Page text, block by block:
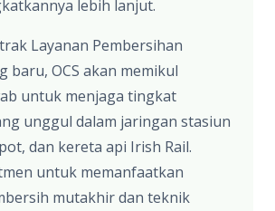
lebih lanjut.
Layanan Pembersihan
baru, OCS akan memikul
untuk menjaga tingkat
unggul dalam jaringan stasiun
dan kereta api Irish Rail.
untuk memanfaatkan
mutakhir dan teknik